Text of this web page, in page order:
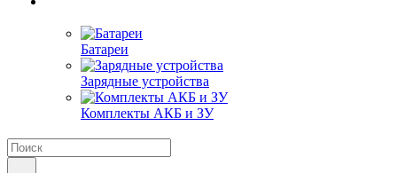
Батареи
Зарядные устройства
Комплекты АКБ и ЗУ